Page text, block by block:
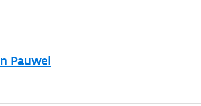
Pauwel